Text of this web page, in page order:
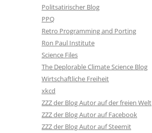
Politsatirischer Blog
PPQ
Retro Programming and Porting
Ron Paul Institute
Science Files
The Deplorable Climate Science Blog
Wirtschaftliche Freiheit
xkcd
ZZZ der Blog Autor auf der freien Welt
ZZZ der Blog Autor auf Facebook
ZZZ der Blog Autor auf Steemit